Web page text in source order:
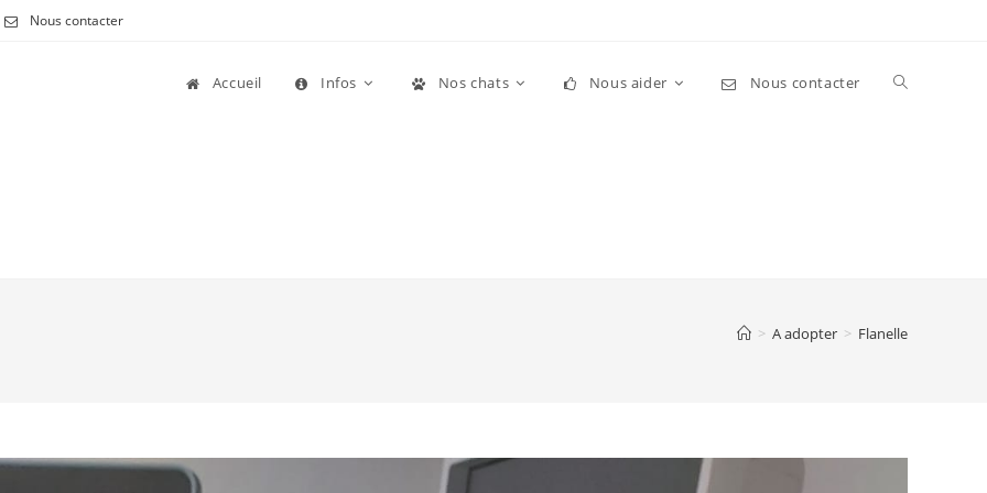
Nous contacter
Accueil Infos Nos chats Nous aider Nous contacter Toggle
> A adopter > Flanelle